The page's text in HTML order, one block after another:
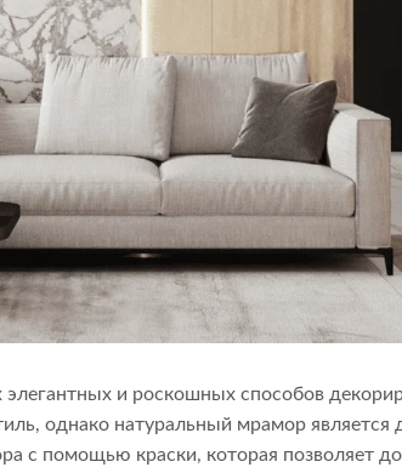
и роскошных способов
однако натуральный мрамор
с помощью краски, которая позволяет